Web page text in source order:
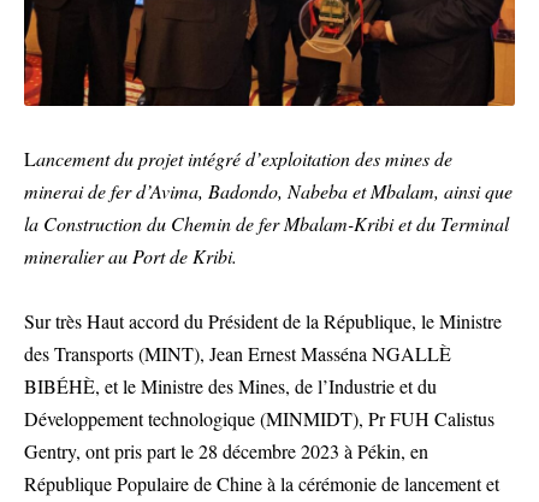
Lancement du projet intégré d’exploitation des mines de
minerai de fer d’Avima, Badondo, Nabeba et Mbalam, ainsi que
la Construction du Chemin de fer Mbalam-Kribi et du Terminal
mineralier au Port de Kribi.
Sur très Haut accord du Président de la République, le Ministre
des Transports (MINT), Jean Ernest Masséna NGALLÈ
BIBÉHÈ, et le Ministre des Mines, de l’Industrie et du
Développement technologique (MINMIDT), Pr FUH Calistus
Gentry, ont pris part le 28 décembre 2023 à Pékin, en
République Populaire de Chine à la cérémonie de lancement et